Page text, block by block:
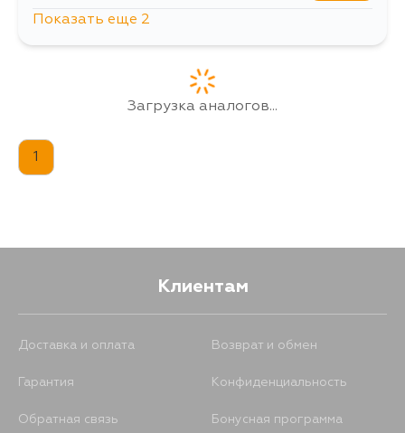
Показать еще 2
Загрузка аналогов...
1
Клиентам
Доставка и оплата Возврат и обмен
Гарантия Конфиденциальность
Обратная связь Бонусная программа